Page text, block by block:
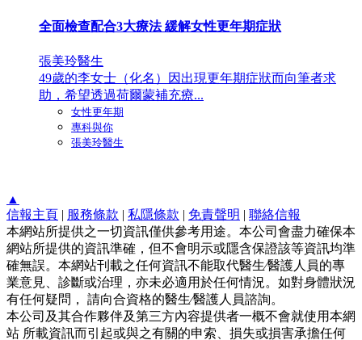
全面檢查配合3大療法 緩解女性更年期症狀
張美玲醫生
49歲的李女士（化名）因出現更年期症狀而向筆者求
助，希望透過荷爾蒙補充療...
女性更年期
專科與你
張美玲醫生
▲
信報主頁 | 服務條款 | 私隱條款 | 免責聲明 | 聯絡信報
本網站所提供之一切資訊僅供參考用途。本公司會盡力確保本
網站所提供的資訊準確，但不會明示或隱含保證該等資訊均準
確無誤。本網站刊載之任何資訊不能取代醫生∕醫護人員的專
業意見、診斷或治理，亦未必適用於任何情況。如對身體狀況
有任何疑問， 請向合資格的醫生∕醫護人員諮詢。
本公司及其合作夥伴及第三方內容提供者一概不會就使用本網
站 所載資訊而引起或與之有關的申索、損失或損害承擔任何